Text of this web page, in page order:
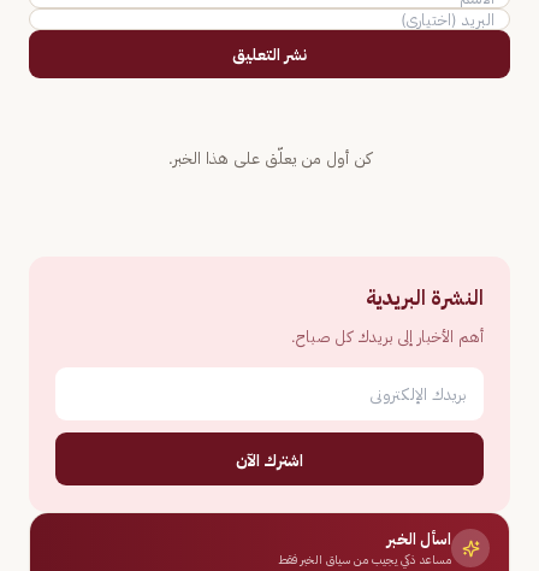
نشر التعليق
كن أول من يعلّق على هذا الخبر.
النشرة البريدية
أهم الأخبار إلى بريدك كل صباح.
اشترك الآن
اسأل الخبر
مساعد ذكي يجيب من سياق الخبر فقط